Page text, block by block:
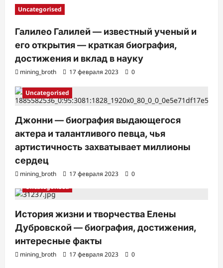
Uncategorised
Галилео Галилей — известный ученый и
его открытия — краткая биография,
достижения и вклад в науку
mining_broth 17 февраля 2023 0
Uncategorised
Джонни — биография выдающегося
актера и талантливого певца, чья
артистичность захватывает миллионы
сердец
mining_broth 17 февраля 2023
0
Uncategorised
История жизни и творчества Елены
Дубровской — биография, достижения,
интересные факты
mining_broth 17 февраля 2023 0